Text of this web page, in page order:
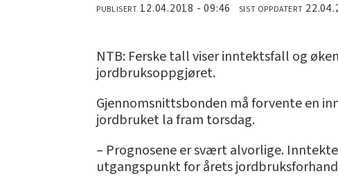
PUBLISERT 12.04.2018 - 09:46 SIST OPPDATERT
NTB: Ferske tall viser inntektsfall og
jordbruksoppgjøret.
Gjennomsnittsbonden må forvente en
jordbruket la fram torsdag.
– Prognosene er svært alvorlige.
utgangspunkt for årets